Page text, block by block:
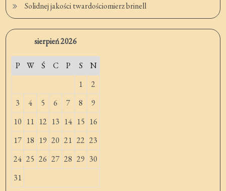
Solidnej jakości twardościomierz brinell
sierpień 2026
P W Ś C P S
N
1
2
3
4 5 6 7 8
9
10 11 12 13 14 15 16
17 18 19 20 21 22 23
24 25 26 27 28 29 30
31